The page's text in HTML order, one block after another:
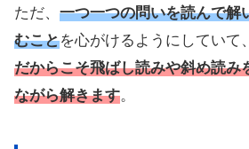
ただ、 一つ一つの問いを読んで解
むことを心がけるようにしていて、
だからこそ飛ばし読みや斜め読み
ながら解きます。